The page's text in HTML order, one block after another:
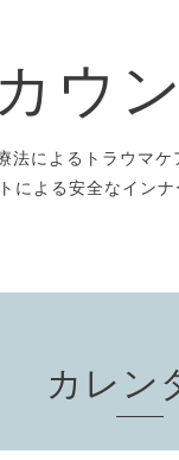
ウ
法によるトラウマ
による安全なイン
カレン